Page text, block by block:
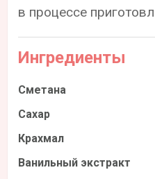
в процессе
Ингредиенты
Сметана
Сахар
Крахмал
Ванильный экстракт